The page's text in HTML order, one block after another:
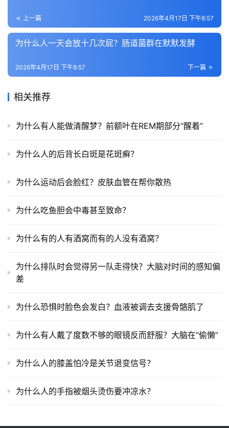
上一篇 2026年4月17日 下午8:57
为什么人一天会放十几次屁？肠道菌群在默默发酵
下一篇
2026年4月17日 下午8:57
相关推荐
为什么有人能做清醒梦？前额叶在REM期部分“醒着”
为什么人的后背长白斑是花斑癣？
为什么运动后会脸红？皮肤血管在帮你散热
为什么吃鱼胆会中毒甚至致命？
为什么有的人有酒窝而有的人没有酒窝？
为什么排队时会觉得另一队走得快？大脑对时间的感知偏
差
为什么恐惧时脸色会发白？血液被调去支援骨骼肌了
为什么有人戴了度数不够的眼镜反而舒服？大脑在“偷懒”
为什么人的膝盖怕冷是关节退变信号？
为什么人的手指被烟头烫伤要冲凉水？